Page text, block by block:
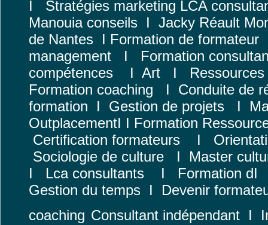
I Stratégies marketing LCA
Manouia conseils I Jacky Réault
de Nantes I Formation de formateur
management I
Formation
compétences I Art I
Formation coaching I Conduite de
formation I Gestion de projets I
OutplacementI I Formation
Certification formateurs I
Sociologie de culture I Master
I Lca consultants I Formation d
Gestion du temps I Devenir
coaching Consultant indépendant I